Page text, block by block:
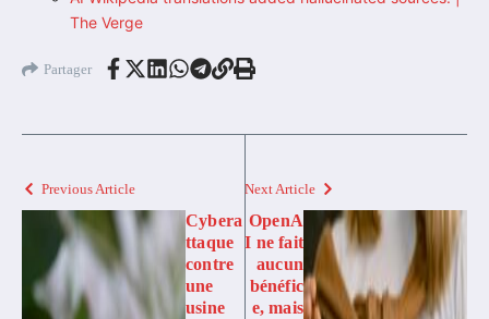
The Verge
Partager
Previous Article
Cybera
ttaque
contre
une
usine
Next Article
OpenA
I ne fait
aucun
bénéfic
e, mais